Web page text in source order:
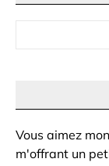
Vous aimez
m'offrant un